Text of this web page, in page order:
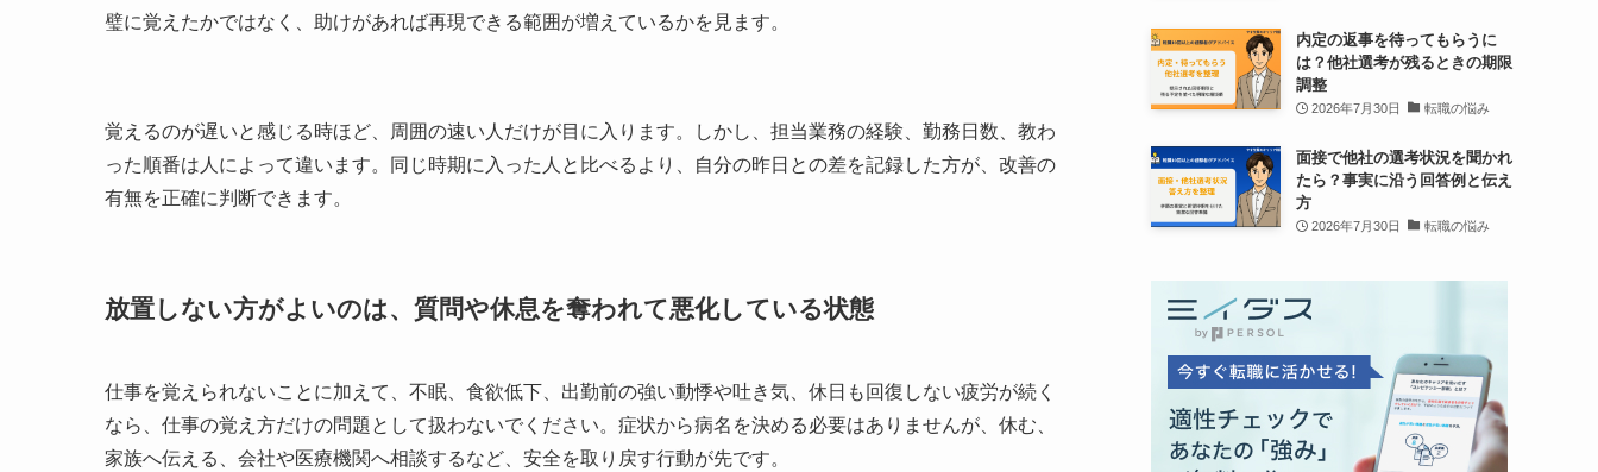
璧に覚えたかではなく、助けがあれば再現できる範囲が増えているかを見ます。
覚えるのが遅いと感じる時ほど、周囲の速い人だけが目に入ります。しかし、担当業務の経験、勤務日数、教わ
った順番は人によって違います。同じ時期に入った人と比べるより、自分の昨日との差を記録した方が、改善の
有無を正確に判断できます。
放置しない方がよいのは、質問や休息を奪われて悪化している状態
仕事を覚えられないことに加えて、不眠、食欲低下、出勤前の強い動悸や吐き気、休日も回復しない疲労が続く
なら、仕事の覚え方だけの問題として扱わないでください。症状から病名を決める必要はありませんが、休む、
家族へ伝える、会社や医療機関へ相談するなど、安全を取り戻す行動が先です。
内定の返事を待ってもらうに
は？他社選考が残るときの期限
調整
2026年7月30日 転職の悩み
面接で他社の選考状況を聞かれ
たら？事実に沿う回答例と伝え
方
2026年7月30日 転職の悩み